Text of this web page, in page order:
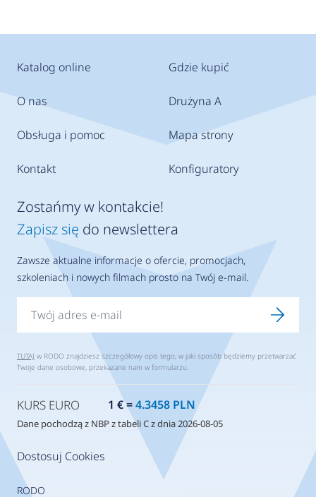
Katalog online
O nas
Obsługa i pomoc
Kontakt
Gdzie kupić
Drużyna A
Mapa strony
Konfiguratory
Dostosuj Cookies
RODO
Zostańmy w kontakcie!
Zapisz się do newslettera
Zawsze aktualne informacje o ofercie, promocjach,
szkoleniach i nowych filmach prosto na Twój e-mail.
TUTAJ w RODO znajdziesz szczegółowy opis tego, w jaki sposób będziemy przetwarzać
Twoje dane osobowe, przekazane nam w formularzu.
KURS EURO 1 € =4.3458 PLN
Dane pochodzą z NBP z tabeli C z dnia 2026-08-05